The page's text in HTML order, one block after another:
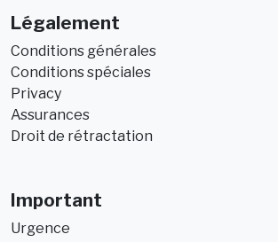
Légalement
Conditions générales
Conditions spéciales
Privacy
Assurances
Droit de rétractation
Important
Urgence